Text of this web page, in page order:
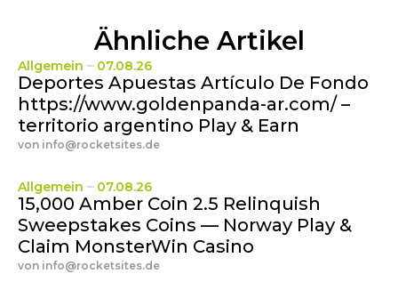
Ähnliche Artikel
Allgemein 07.08.26
Deportes Apuestas Artículo De Fondo
https://www.goldenpanda-ar.com/ –
territorio argentino Play & Earn
von info@rocketsites.de
Allgemein 07.08.26
15,000 Amber Coin 2.5 Relinquish
Sweepstakes Coins — Norway Play &
Claim MonsterWin Casino
von info@rocketsites.de